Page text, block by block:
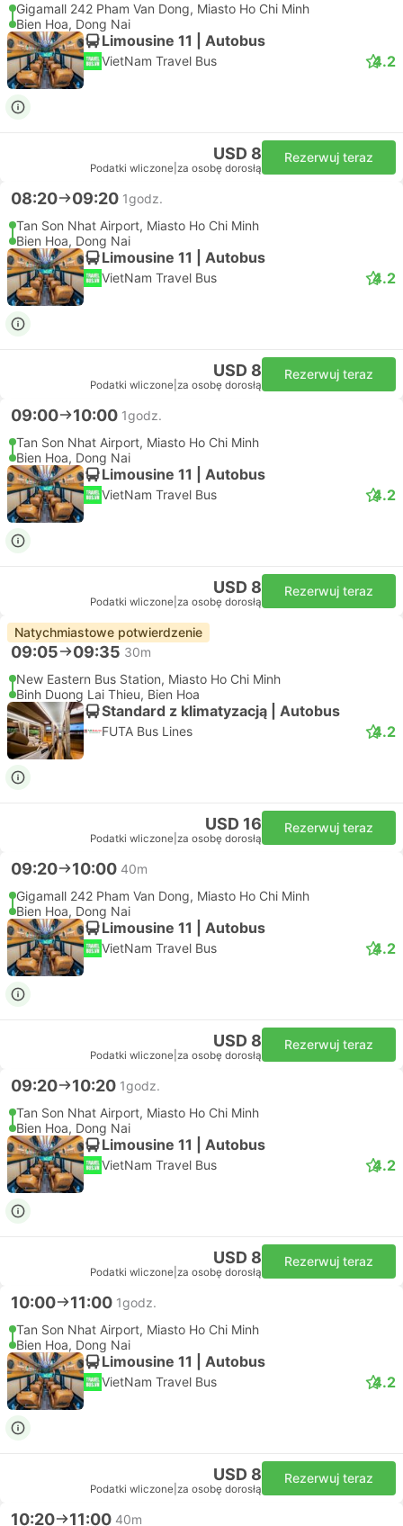
Gigamall 242 Pham Van Dong, Miasto Ho Chi Minh
Bien Hoa, Dong Nai
Limousine 11 | Autobus
VietNam Travel Bus 4.2
USD 8
Podatki wliczone za osobę dorosłą
Rezerwuj teraz
08:20 09:20 1godz.
Tan Son Nhat Airport, Miasto Ho Chi Minh
Bien Hoa, Dong Nai
Limousine 11 | Autobus
VietNam Travel Bus 4.2
USD 8
Podatki wliczone za osobę dorosłą
Rezerwuj teraz
09:00 10:00 1godz.
Tan Son Nhat Airport, Miasto Ho Chi Minh
Bien Hoa, Dong Nai
Limousine 11 | Autobus
VietNam Travel Bus 4.2
USD 8
Podatki wliczone za osobę dorosłą
Rezerwuj teraz
Natychmiastowe potwierdzenie
09:05 09:35 30m
New Eastern Bus Station, Miasto Ho Chi Minh
Binh Duong Lai Thieu, Bien Hoa
Standard z klimatyzacją | Autobus
FUTA Bus Lines 4.2
USD 16
Podatki wliczone za osobę dorosłą
Rezerwuj teraz
09:20 10:00 40m
Gigamall 242 Pham Van Dong, Miasto Ho Chi Minh
Bien Hoa, Dong Nai
Limousine 11 | Autobus
VietNam Travel Bus 4.2
USD 8
Podatki wliczone za osobę dorosłą
Rezerwuj teraz
09:20 10:20 1godz.
Tan Son Nhat Airport, Miasto Ho Chi Minh
Bien Hoa, Dong Nai
Limousine 11 | Autobus
VietNam Travel Bus 4.2
USD 8
Podatki wliczone za osobę dorosłą
Rezerwuj teraz
10:00 11:00 1godz.
Tan Son Nhat Airport, Miasto Ho Chi Minh
Bien Hoa, Dong Nai
Limousine 11 | Autobus
VietNam Travel Bus 4.2
USD 8
Podatki wliczone za osobę dorosłą
Rezerwuj teraz
10:20 11:00 40m